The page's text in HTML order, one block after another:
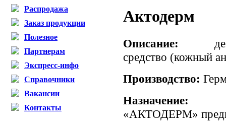
Распродажа
Заказ продукции
Полезное
Партнерам
Экспресс-инфо
Справочники
Вакансии
Контакты
Актодерм
Описание:
средство (кожный
Производство:
«АКТОДЕРМ»